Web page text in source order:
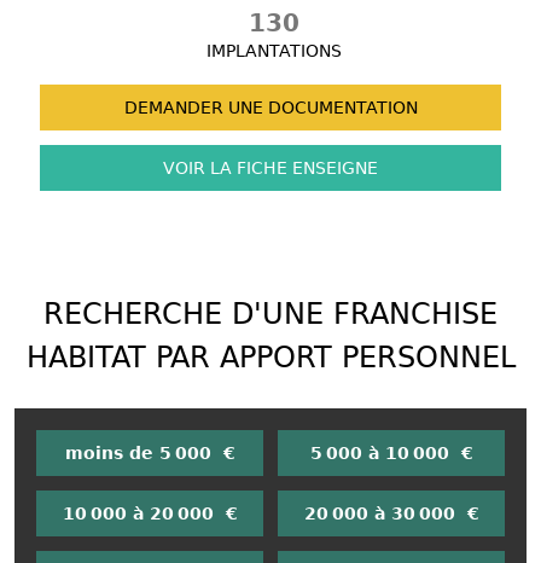
130
IMPLANTATIONS
DEMANDER UNE DOCUMENTATION
VOIR LA FICHE ENSEIGNE
RECHERCHE D'UNE FRANCHISE
HABITAT PAR APPORT PERSONNEL
moins de 5 000 € 5 000 à 10 000 €
10 000 à 20 000 € 20 000 à 30 000 €